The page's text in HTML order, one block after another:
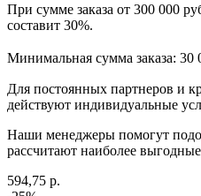
При сумме заказа от 300 000
составит 30%.
Минимальная сумма заказа: 30
Для постоянных партнеров и
действуют индивидуальные
Наши менеджеры помогут
рассчитают наиболее
594,75 р.